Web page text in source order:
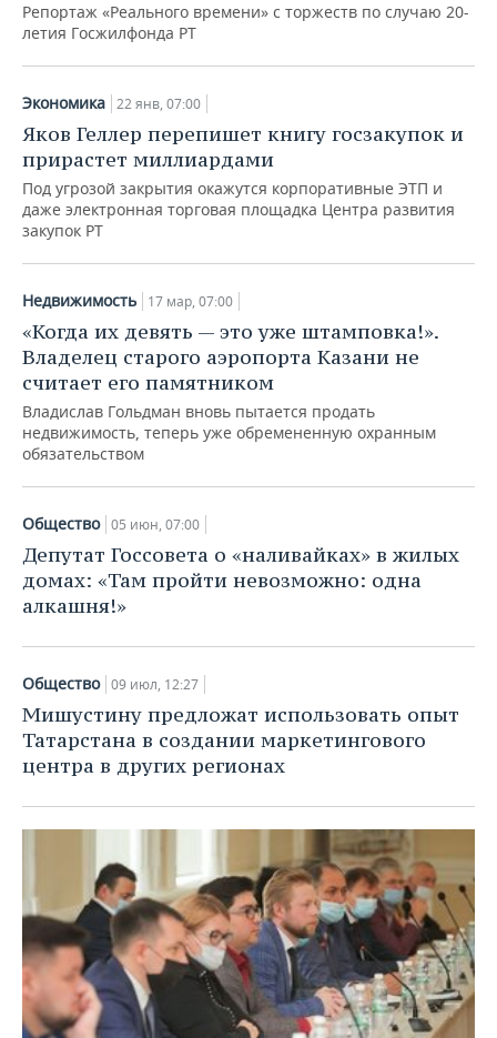
Репортаж «Реального времени» с торжеств по случаю 20-
летия Госжилфонда РТ
Экономика 22 янв, 07:00
Яков Геллер перепишет книгу госзакупок и
прирастет миллиардами
Под угрозой закрытия окажутся корпоративные ЭТП и
даже электронная торговая площадка Центра развития
закупок РТ
Недвижимость 17 мар, 07:00
«Когда их девять — это уже штамповка!».
Владелец старого аэропорта Казани не
считает его памятником
Владислав Гольдман вновь пытается продать
недвижимость, теперь уже обремененную охранным
обязательством
Общество 05 июн, 07:00
Депутат Госсовета о «наливайках» в жилых
домах: «Там пройти невозможно: одна
алкашня!»
Общество 09 июл, 12:27
Мишустину предложат использовать опыт
Татарстана в создании маркетингового
центра в других регионах